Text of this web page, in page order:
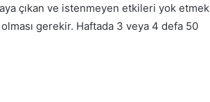
çıkan ve istenmeyen etkileri yok etmek
gerekir. Haftada 3 veya 4 defa 50